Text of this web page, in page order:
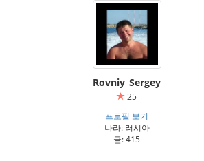
Rovniy_Sergey
25
프로필 보기
나라: 러시아
글: 415